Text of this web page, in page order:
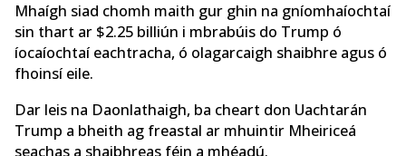
Mhaígh siad chomh maith gur ghin na gníomhaíochtaí
sin thart ar $2.25 billiún i mbrabúis do Trump ó
íocaíochtaí eachtracha, ó olagarcaigh shaibhre agus ó
fhoinsí eile.
Dar leis na Daonlathaigh, ba cheart don Uachtarán
Trump a bheith ag freastal ar mhuintir Mheiriceá
seachas a shaibhreas féin a mhéadú.